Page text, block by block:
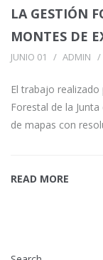
LA GESTIÓN
MONTES DE
JUNIO 01 ADMIN
El trabajo
Forestal de la
de mapas con
READ MORE